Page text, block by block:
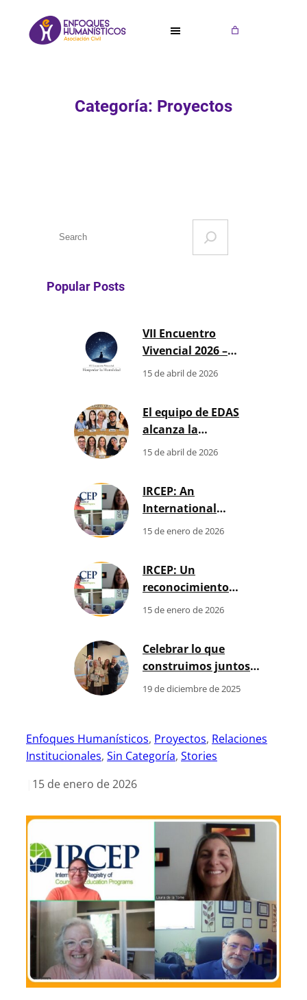
contenido
Categoría: Proyectos
r
c
Popular Posts
VII Encuentro
Vivencial 2026 –
Comunidad de
15 de abril de 2026
El equipo de EDAS
alcanza la
Certificación
formación y tu
futuro profesional
15 de abril de 2026
IRCEP: An
International
Recognition
in Our Region
15 de enero de 2026
IRCEP: Un
reconocimiento
internacional que
en nuestra región
15 de enero de 2026
Celebrar lo que
construimos juntos:
Premios Carl Rogers
19 de diciembre de 2025
Enfoques Humanísticos, Proyectos, Relaciones
Institucionales, Sin Categoría, Stories
15 de enero de 2026